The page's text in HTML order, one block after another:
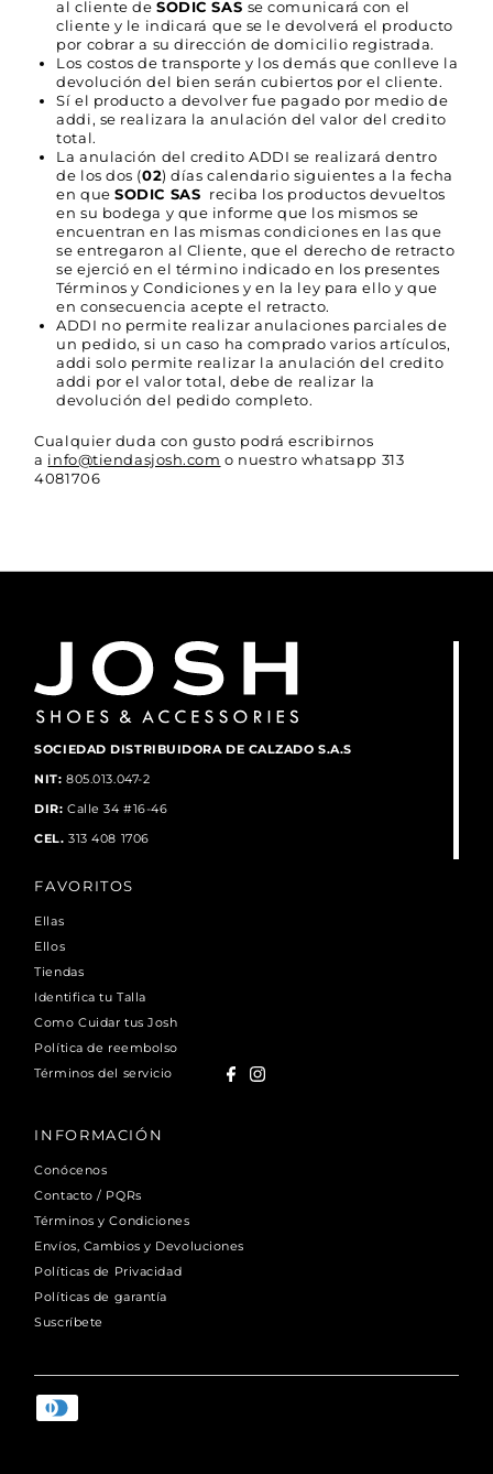
al cliente deSODIC SAS se comunicará con el
cliente y le indicará que se le devolverá el producto
por cobrar a su dirección de domicilio registrada.
Los costos de transporte y los demás que conlleve la
devolución del bien serán cubiertos por el cliente.
Sí el producto a devolver fue pagado por medio de
addi, se realizara la anulación del valor del credito
total.
La anulación del credito ADDI se realizará dentro
de los dos (02) días calendario siguientes a la fecha
en queSODIC SAS reciba los productos devueltos
en su bodega y que informe que los mismos se
encuentran en las mismas condiciones en las que
se entregaron al Cliente, que el derecho de retracto
se ejerció en el término indicado en los presentes
Términos y Condiciones y en la ley para ello y que
en consecuencia acepte el retracto.
ADDI no permite realizar anulaciones parciales de
un pedido, si un caso ha comprado varios artículos,
addi solo permite realizar la anulación del credito
addi por el valor total, debe de realizar la
devolución del pedido completo.
Cualquier duda con gusto podrá escribirnos
a info@tiendasjosh.com o nuestro whatsapp 313
4081706
SOCIEDAD DISTRIBUIDORA DE CALZADO S.A.S
NIT: 805.013.047-2
DIR:Calle 34 #16-46
CEL.313 408 1706
FAVORITOS
Ellas
Ellos
Tiendas
Identifica tu Talla
Como Cuidar tus Josh
Política de reembolso
Términos del servicio
INFORMACIÓN
Conócenos
Contacto / PQRs
Términos y Condiciones
Envíos, Cambios y Devoluciones
Políticas de Privacidad
Políticas de garantía
Suscríbete